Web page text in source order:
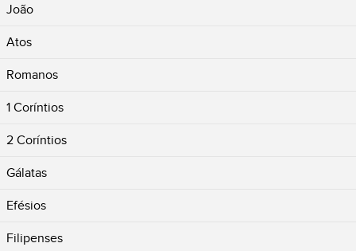
João
Atos
Romanos
1 Coríntios
2 Coríntios
Gálatas
Efésios
Filipenses